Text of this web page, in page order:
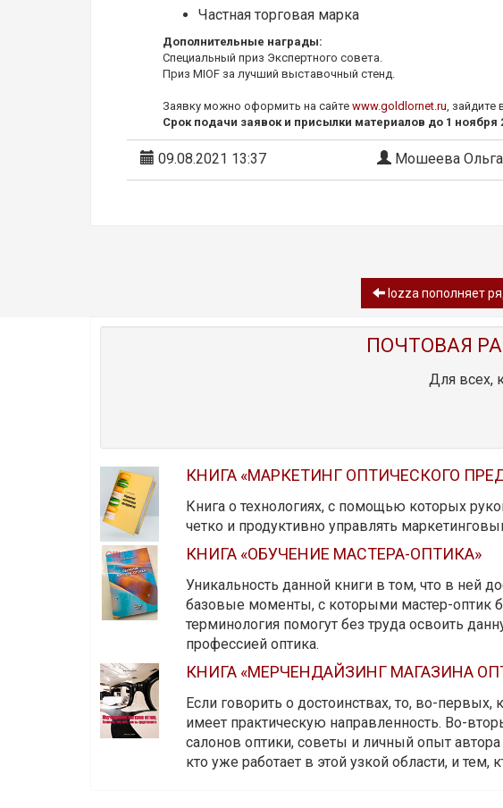
Частная торговая марка
Дополнительные награды:
Специальный приз Экспертного совета.
Приз MIOF за лучший выставочный стенд.
Заявку можно оформить на сайте www.goldlornet.ru, зайдите
Срок подачи заявок и присылки материалов до 1 ноября
09.08.2021 13:37 Мошеева Ольга
lozza пополняет
ПОЧТОВАЯ
Для всех,
КНИГА «МАРКЕТИНГ ОПТИЧЕСКОГО
Книга о технологиях, с помощью которых
четко и продуктивно управлять
КНИГА «ОБУЧЕНИЕ МАСТЕРА-ОПТИКА»
Уникальность данной книги в том, что в ней
базовые моменты, с которыми мастер-оптик
терминология помогут без труда освоить
профессией оптика.
КНИГА «МЕРЧЕНДАЙЗИНГ МАГАЗИНА
Если говорить о достоинствах, то, во-
имеет практическую направленность. Во-
салонов оптики, советы и личный опыт автора
кто уже работает в этой узкой области, и тем,